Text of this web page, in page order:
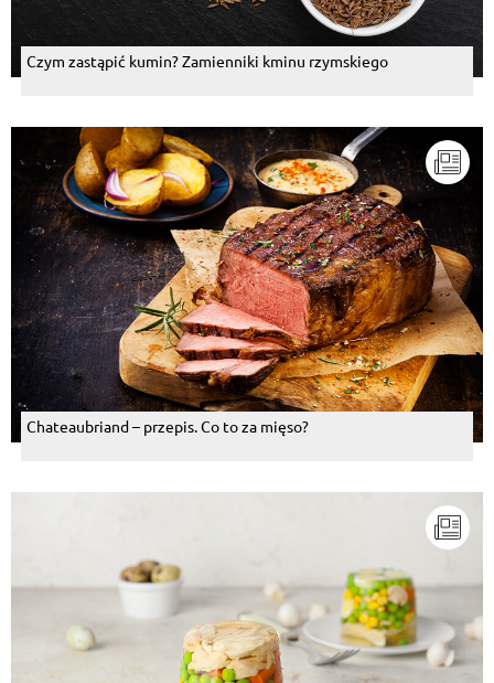
Czym zastąpić kumin? Zamienniki kminu rzymskiego
Chateaubriand – przepis. Co to za mięso?